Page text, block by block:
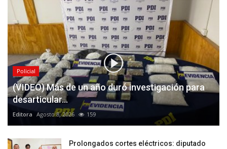
Policial
(VIDEO) Más de un año duró investigación para
desarticular...
Editora Agosto 8, 2026 159
Prolongados cortes eléctricos: diputado